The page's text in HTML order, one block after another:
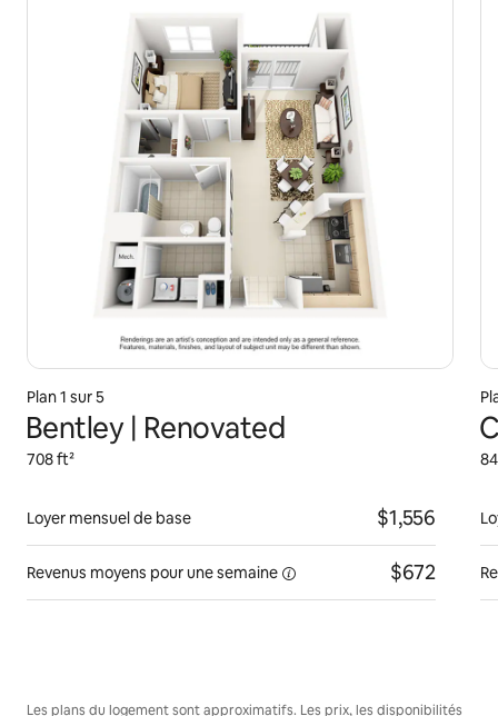
Plan 1 sur 5
Bentley | Renovated
708 ft²
Loyer mensuel de base $1,556
Revenus moyens pour unesemaine $672
Les plans du logement sont approximatifs. Les prix, les disponibilités